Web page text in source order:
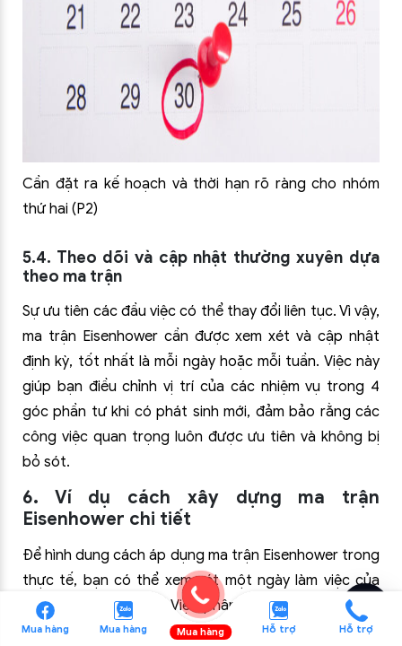
Cần đặt ra kế hoạch và thời hạn rõ ràng cho nhóm
thứ hai (P2)
5.4. Theo dõi và cập nhật thường xuyên dựa
theo ma trận
Sự ưu tiên các đầu việc có thể thay đổi liên tục. Vì vậy,
ma trận Eisenhower cần được xem xét và cập nhật
định kỳ, tốt nhất là mỗi ngày hoặc mỗi tuần. Việc này
giúp bạn điều chỉnh vị trí của các nhiệm vụ trong 4
góc phần tư khi có phát sinh mới, đảm bảo rằng các
công việc quan trọng luôn được ưu tiên và không bị
bỏ sót.
6. Ví dụ cách xây dựng ma trận
Eisenhower chi tiết
Để hình dung cách áp dụng ma trận Eisenhower trong
thực tế, bạn có thể xem xét một ngày làm việc của
nhân viên văn phòng. Việc phân loại nhiệm vụ theo 4
góc phần tư giúp ưu tiên đúng công việc, tránh trì
Mua hàng Mua hàng Mua hàng Hỗ trợ Hỗ trợ